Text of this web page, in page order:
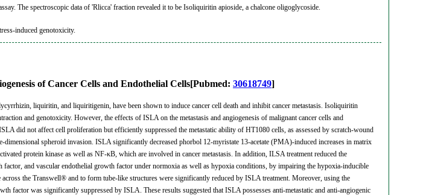
The spectroscopic data of 'Rlicca' fraction revealed it to be Isoliquiritin apioside, a chalcone oligoglycoside.
induced genotoxicity.
of Cancer Cells and Endothelial Cells[Pubmed: 30618749]
liquiritin, and liquiritigenin, have been shown to induce cancer cell death and inhibit cancer metastasis. Isoliquiritin
and genotoxicity. However, the effects of ISLA on the metastasis and angiogenesis of malignant cancer cells and
did not affect cell proliferation but efficiently suppressed the metastatic ability of HT1080 cells, as assessed by scratch-wound
spheroid invasion. ISLA significantly decreased phorbol 12-myristate 13-acetate (PMA)-induced increases in matrix
protein kinase as well as NF-κB, which are involved in cancer metastasis. In addition, ILSA treatment reduced the
and vascular endothelial growth factor under normoxia as well as hypoxia conditions, by impairing the hypoxia-inducible
the Transwell® and to form tube-like structures were significantly reduced by ISLA treatment. Moreover, using the
factor was significantly suppressed by ISLA. These results suggested that ISLA possesses anti-metastatic and anti-angiogenic